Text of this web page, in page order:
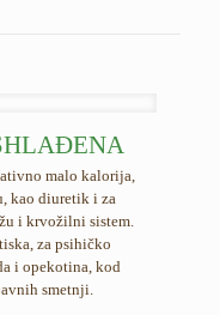
malo kalorija,
kao diuretik i za
i krvožilni sistem.
za psihičko
i opekotina, kod
smetnji.